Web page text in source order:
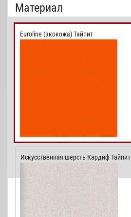
Материал
Euroline (экокожа) Тайпит
Искусственная шерсть Кардиф Тайпит